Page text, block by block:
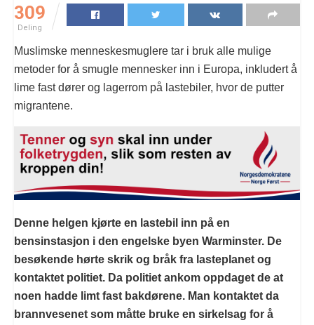
309
Deling
Muslimske menneskesmuglere tar i bruk alle mulige
metoder for å smugle mennesker inn i Europa, inkludert å
lime fast dører og lagerrom på lastebiler, hvor de putter
migrantene.
Denne helgen kjørte en lastebil inn på en
bensinstasjon i den engelske byen Warminster. De
besøkende hørte skrik og bråk fra lasteplanet og
kontaktet politiet. Da politiet ankom oppdaget de at
noen hadde limt fast bakdørene. Man kontaktet da
brannvesenet som måtte bruke en sirkelsag for å